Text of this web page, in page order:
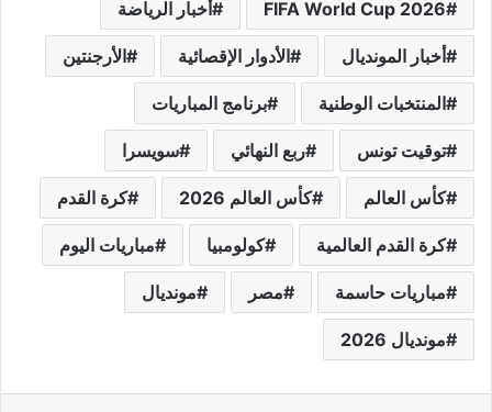
FIFA World Cup 2026 أخبار الرياضة
أخبار المونديال الأدوار الإقصائية الأرجنتين
المنتخبات الوطنية برنامج المباريات
توقيت تونس ربع النهائي سويسرا
كأس العالم كأس العالم 2026 كرة القدم
كرة القدم العالمية كولومبيا مباريات اليوم
مباريات حاسمة مصر مونديال
مونديال 2026